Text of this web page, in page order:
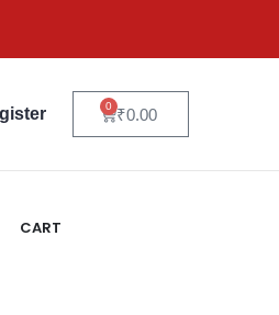
₹0.00
0
CART